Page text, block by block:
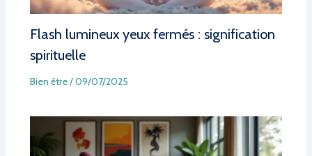
Flash lumineux yeux fermés : signification
spirituelle
Bien être/09/07/2025